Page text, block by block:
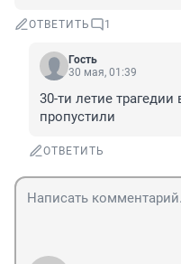
ОТВЕТИТЬ 1
Гость
30 мая, 01:39
30-ти летие
пропустили
ОТВЕТИТЬ